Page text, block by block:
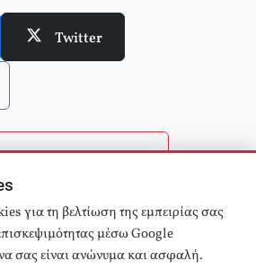
Twitter
στην αρχική
Αναζήτηση άρθρων
για τη βελτίωση της εμπειρίας σας
μέσω Google
σας είναι ανώνυμα και ασφαλή.